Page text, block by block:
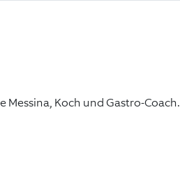
Messina, Koch und Gastro-Coach.